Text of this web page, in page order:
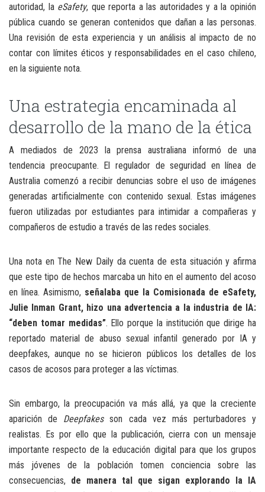
autoridad, la eSafety, que reporta a las autoridades y a la opinión
pública cuando se generan contenidos que dañan a las personas.
Una revisión de esta experiencia y un análisis al impacto de no
contar con límites éticos y responsabilidades en el caso chileno,
en la siguiente nota.
Una estrategia encaminada al
desarrollo de la mano de la ética
A mediados de 2023 la prensa australiana informó de una
tendencia preocupante. El regulador de seguridad en línea de
Australia comenzó a recibir denuncias sobre el uso de imágenes
generadas artificialmente con contenido sexual. Estas imágenes
fueron utilizadas por estudiantes para intimidar a compañeras y
compañeros de estudio a través de las redes sociales.
Una nota en The New Daily da cuenta de esta situación y afirma
que este tipo de hechos marcaba un hito en el aumento del acoso
en línea. Asimismo, señalaba que la Comisionada de eSafety,
Julie Inman Grant, hizo una advertencia a la industria de IA:
“deben tomar medidas”. Ello porque la institución que dirige ha
reportado material de abuso sexual infantil generado por IA y
deepfakes, aunque no se hicieron públicos los detalles de los
casos de acosos para proteger a las víctimas.
Sin embargo, la preocupación va más allá, ya que la creciente
aparición de Deepfakesson cada vez más perturbadores y
realistas. Es por ello que la publicación, cierra con un mensaje
importante respecto de la educación digital para que los grupos
más jóvenes de la población tomen conciencia sobre las
consecuencias, de manera tal que sigan explorando la IA